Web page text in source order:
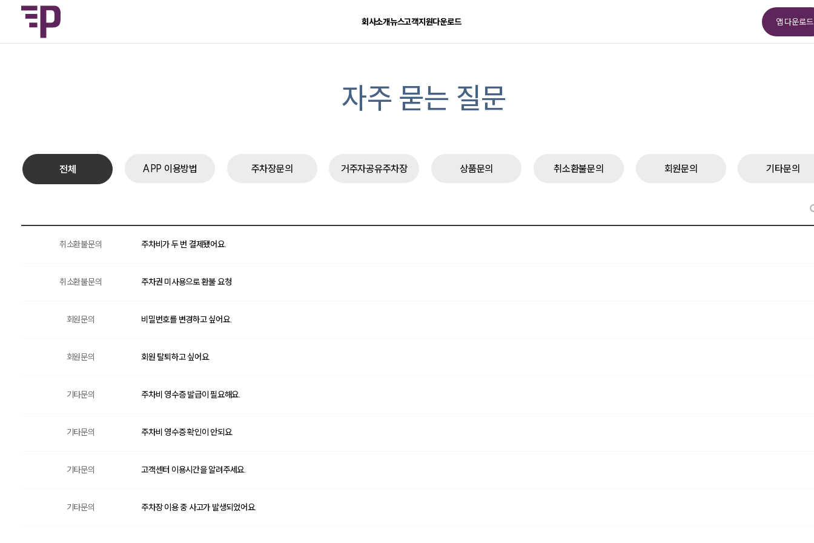
회사소개뉴스고객지원다운로드 앱 다운로드
자주 묻는 질문
전체 APP 이용방법 주차장문의 거주자공유주차장 상품문의 취소환불문의 회원문의 기타문의
취소환불문의 주차비가 두 번 결제됐어요.
취소환불문의 주차권 미사용으로 환불 요청
회원문의 비밀번호를 변경하고 싶어요.
회원문의 회원 탈퇴하고 싶어요.
기타문의 주차비 영수증 발급이 필요해요.
기타문의 주차비 영수증 확인이 안되요.
기타문의 고객센터 이용시간을 알려주세요.
기타문의 주차장 이용 중 사고가 발생되었어요.